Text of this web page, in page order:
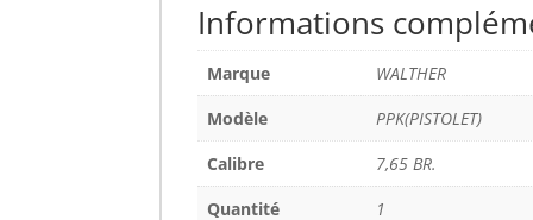
Informations
Marque
WALTHER
Modèle
PPK(PISTOLET)
Calibre
7,65 BR.
Quantité
1